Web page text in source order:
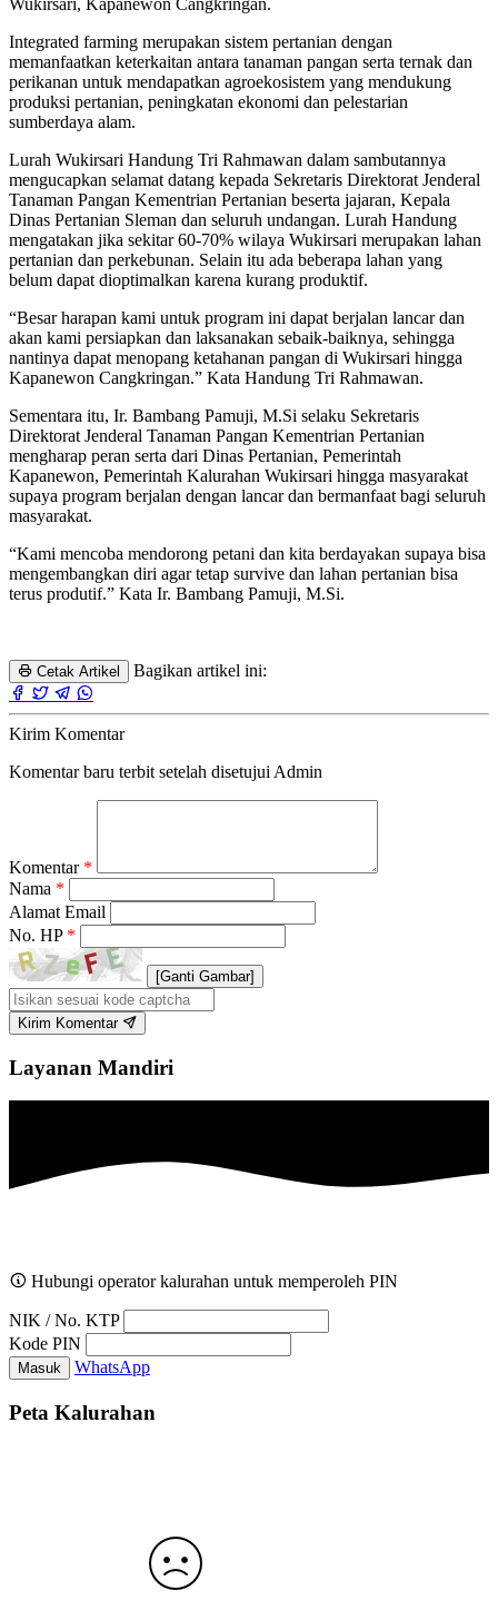
Integrated farming merupakan sistem pertanian dengan
memanfaatkan keterkaitan antara tanaman pangan serta ternak dan
perikanan untuk mendapatkan agroekosistem yang mendukung
produksi pertanian, peningkatan ekonomi dan pelestarian
sumberdaya alam.
Lurah Wukirsari Handung Tri Rahmawan dalam sambutannya
mengucapkan selamat datang kepada Sekretaris Direktorat Jenderal
Tanaman Pangan Kementrian Pertanian beserta jajaran, Kepala
Dinas Pertanian Sleman dan seluruh undangan. Lurah Handung
mengatakan jika sekitar 60-70% wilaya Wukirsari merupakan lahan
pertanian dan perkebunan. Selain itu ada beberapa lahan yang
belum dapat dioptimalkan karena kurang produktif.
“Besar harapan kami untuk program ini dapat berjalan lancar dan
akan kami persiapkan dan laksanakan sebaik-baiknya, sehingga
nantinya dapat menopang ketahanan pangan di Wukirsari hingga
Kapanewon Cangkringan.” Kata Handung Tri Rahmawan.
Sementara itu, Ir. Bambang Pamuji, M.Si selaku Sekretaris
Direktorat Jenderal Tanaman Pangan Kementrian Pertanian
mengharap peran serta dari Dinas Pertanian, Pemerintah
Kapanewon, Pemerintah Kalurahan Wukirsari hingga masyarakat
supaya program berjalan dengan lancar dan bermanfaat bagi seluruh
masyarakat.
“Kami mencoba mendorong petani dan kita berdayakan supaya bisa
mengembangkan diri agar tetap survive dan lahan pertanian bisa
terus produtif.” Kata Ir. Bambang Pamuji, M.Si.
Cetak Artikel Bagikan artikel ini:
Kirim Komentar
Komentar baru terbit setelah disetujui Admin
Komentar *
Nama *
Alamat Email
No. HP *
[Ganti Gambar]
Kirim Komentar
Layanan Mandiri
Hubungi operator kalurahan untuk memperoleh PIN
NIK / No. KTP
Kode PIN
Masuk WhatsApp
Peta Kalurahan